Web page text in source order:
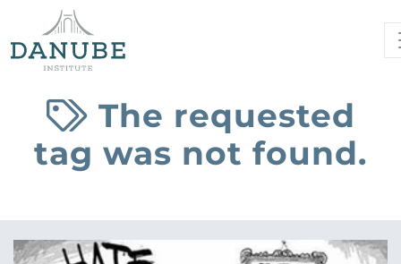
The requested
tag was not found.